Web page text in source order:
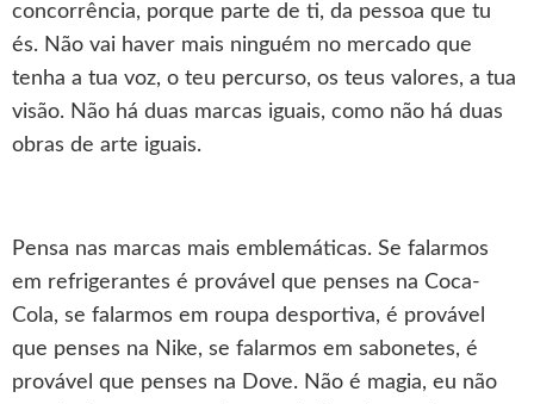
concorrência, porque parte de ti, da pessoa que tu
és. Não vai haver mais ninguém no mercado que
tenha a tua voz, o teu percurso, os teus valores, a tua
visão. Não há duas marcas iguais, como não há duas
obras de arte iguais.
Pensa nas marcas mais emblemáticas. Se falarmos
em refrigerantes é provável que penses na Coca-
Cola, se falarmos em roupa desportiva, é provável
que penses na Nike, se falarmos em sabonetes, é
provável que penses na Dove. Não é magia, eu não